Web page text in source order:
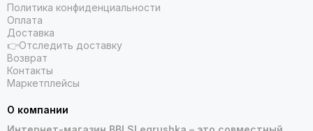
Политика конфиденциальности
Оплата
Доставка
👉Отследить доставку
Возврат
Контакты
Маркетплейсы
О компании